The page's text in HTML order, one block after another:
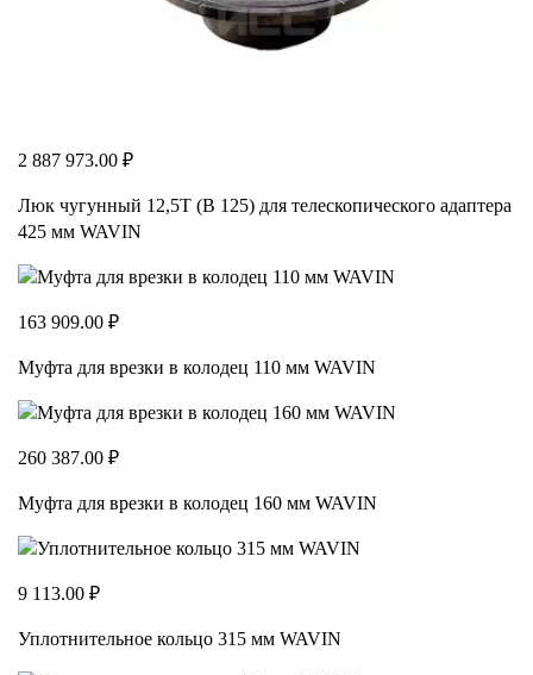
2 887 973.00 ₽
Люк чугунный 12,5Т (В 125) для телескопического адаптера
425 мм WAVIN
163 909.00 ₽
Муфта для врезки в колодец 110 мм WAVIN
260 387.00 ₽
Муфта для врезки в колодец 160 мм WAVIN
9 113.00 ₽
Уплотнительное кольцо 315 мм WAVIN